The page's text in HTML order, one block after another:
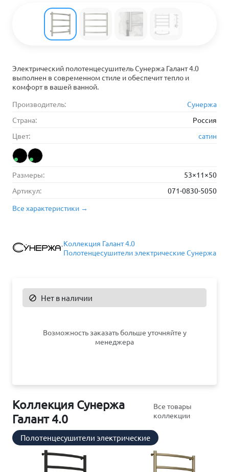
Электрический полотенцесушитель Сунержа Галант 4.0
выполнен в современном стиле и обеспечит тепло и
комфорт в вашей ванной.
Производитель:
Сунержа
Страна:
Россия
Цвет:
сатин
Размеры:
53×11×50
Артикул:
071-0830-5050
Все характеристики →
Коллекция Галант 4.0
Полотенцесушители электрические Сунержа
 Нет в наличии
Возможность заказать больше уточняйте у
менеджера
Коллекция Сунержа
Галант 4.0
Все товары
коллекции
Полотенцесушители электрические